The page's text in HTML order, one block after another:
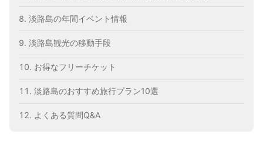
淡路島の年間イベント情報
淡路島観光の移動手段
お得なフリーチケット
淡路島のおすすめ旅行プラン10選
よくある質問Q&A